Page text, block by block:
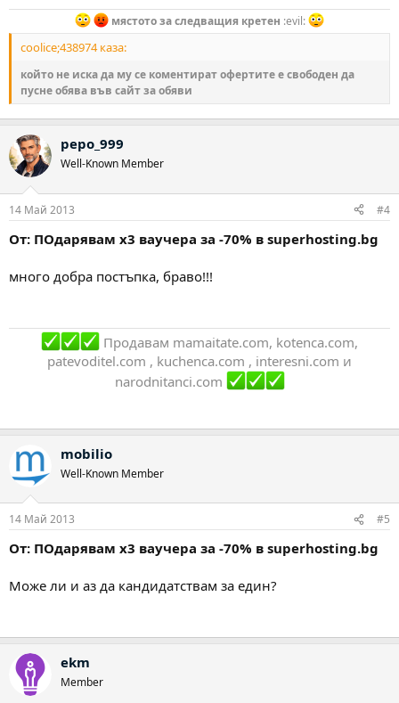
мястото за следващия кретен :evil:
coolice;438974 каза:
който не иска да му се коментират офертите е свободен да
пусне обява във сайт за обяви
pepo_999
Well-Known Member
14 Май 2013 #4
От: ПОдарявам х3 ваучера за -70% в superhosting.bg
много добра постъпка, браво!!!
Продавам mamaitate.com, kotenca.com,
patevoditel.com , kuchenca.com , interesni.com и
narodnitanci.com
mobilio
Well-Known Member
14 Май 2013 #5
От: ПОдарявам х3 ваучера за -70% в superhosting.bg
Може ли и аз да кандидатствам за един?
ekm
Member